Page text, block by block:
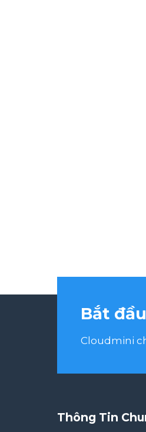
Bắt
Cloudmini
Thông Tin